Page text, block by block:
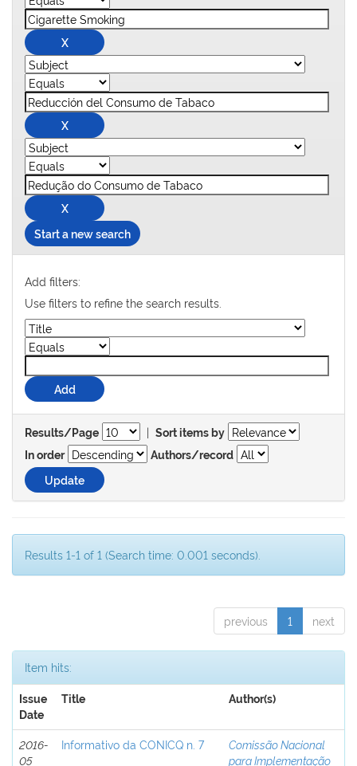
Start a new search
Add filters:
Use filters to refine the search results.
Results/Page | Sort items by
In order
Authors/record
Results 1-1 of 1 (Search time: 0.001 seconds).
previous 1 next
Item hits:
Issue
Date
Title Author(s)
2016-
05
Informativo da CONICQ n. 7
Comissão Nacional
para Implementação